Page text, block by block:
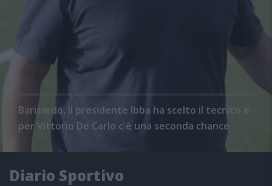
Barisardo, il presidente Ibba ha scelto il tecnico e
per Vittorio De Carlo c'è una seconda chance
Diario Sportivo